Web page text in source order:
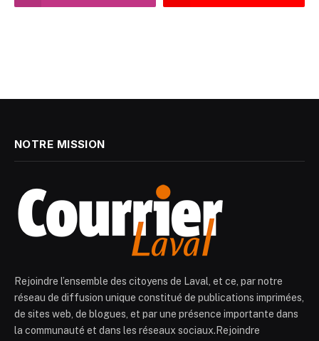
NOTRE MISSION
Rejoindre l’ensemble des citoyens de Laval, et ce, par notre
réseau de diffusion unique constitué de publications imprimées,
de sites web, de blogues, et par une présence importante dans
la communauté et dans les réseaux sociaux.Rejoindre